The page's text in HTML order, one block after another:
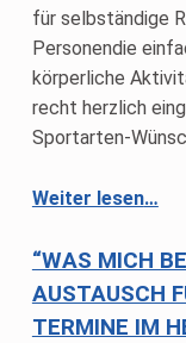
für selbständige
Personendie
körperliche
recht herzlich
Sportarten-
Weiter lesen“RA/ÖBSV-Sportwoche 2026: 24.-30. Mai 2026”
…
“WAS MICH
AUSTAUSCH
TERMINE IM